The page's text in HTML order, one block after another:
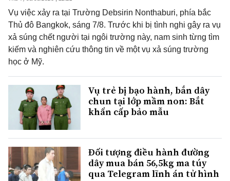
Vụ việc xảy ra tại Trường Debsirin Nonthaburi, phía bắc
Thủ đô Bangkok, sáng 7/8. Trước khi bị tình nghi gây ra vụ
xả súng chết người tại ngôi trường này, nam sinh từng tìm
kiếm và nghiên cứu thông tin về một vụ xả súng trường
học ở Mỹ.
Vụ trẻ bị bạo hành, bắn dây
chun tại lớp mầm non: Bắt
khẩn cấp bảo mẫu
Đối tượng điều hành đường
dây mua bán 56,5kg ma túy
qua Telegram lĩnh án tử hình